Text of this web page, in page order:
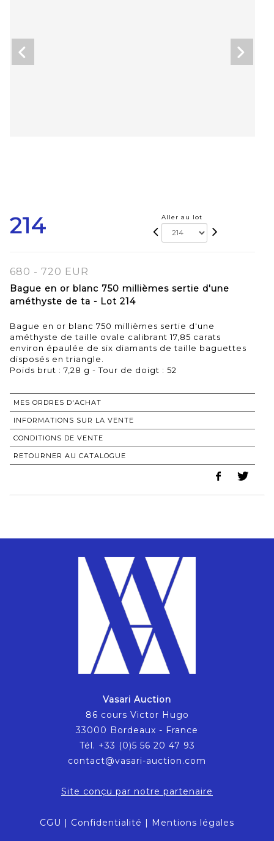
214 Aller au lot
680 - 720 EUR
Bague en or blanc 750 millièmes sertie d'une
améthyste de ta - Lot 214
Bague en or blanc 750 millièmes sertie d'une
améthyste de taille ovale calibrant 17,85 carats
environ épaulée de six diamants de taille baguettes
disposés en triangle.
Poids brut : 7,28 g - Tour de doigt : 52
MES ORDRES D'ACHAT
INFORMATIONS SUR LA VENTE
CONDITIONS DE VENTE
RETOURNER AU CATALOGUE
Vasari Auction
86 cours Victor Hugo
33000 Bordeaux - France
Tél. +33 (0)5 56 20 47 93
contact@vasari-auction.com
Site conçu par notre partenaire
CGU | Confidentialité | Mentions légales